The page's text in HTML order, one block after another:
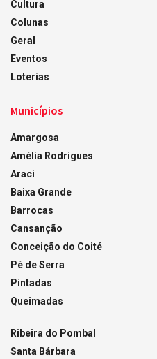
Cultura
Colunas
Geral
Eventos
Loterias
Municípios
Amargosa
Amélia Rodrigues
Araci
Baixa Grande
Barrocas
Cansanção
Conceição do Coité
Pé de Serra
Pintadas
Queimadas
Ribeira do Pombal
Santa Bárbara